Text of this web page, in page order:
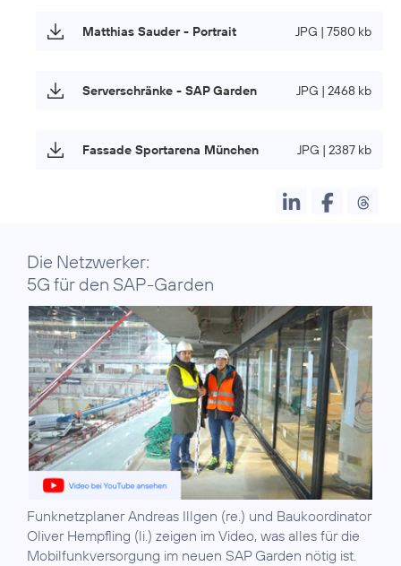
Matthias Sauder - Portrait JPG | 7580 kb
Serverschränke - SAP Garden JPG | 2468 kb
Fassade Sportarena München JPG | 2387 kb
Die Netzwerker:
5G für den SAP-Garden
Funknetzplaner Andreas Illgen (re.) und Baukoordinator
Oliver Hempfling (li.) zeigen im Video, was alles für die
Mobilfunkversorgung im neuen SAP Garden nötig ist.